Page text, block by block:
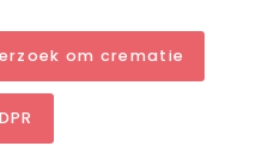
om crematie